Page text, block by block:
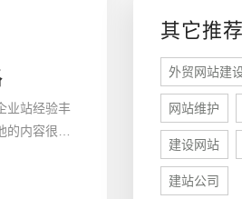
业站经验丰
的内容很
其它推荐
外贸网站建
网站维护
建设网站
建站公司
电商及系统平台开发 ·